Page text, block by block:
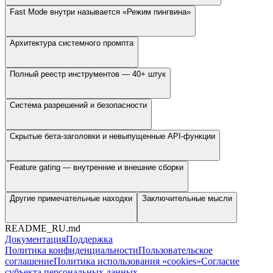
Fast Mode внутри называется «Режим пингвина»
Архитектура системного промпта
Полный реестр инструментов — 40+ штук
Система разрешений и безопасности
Скрытые бета-заголовки и невыпущенные API-функции
Feature gating — внутренние и внешние сборки
Другие примечательные находки Заключительные мысли
README_RU.md
ДокументацияПоддержка
Политика конфиденциальностиПользовательское
соглашениеПолитика использования «cookies»Согласие